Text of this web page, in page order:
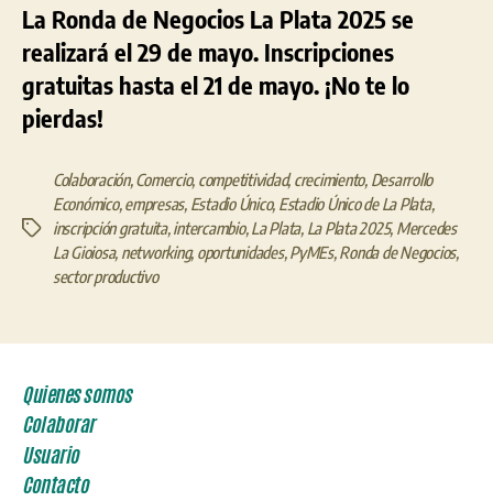
La Ronda de Negocios La Plata 2025 se
realizará el 29 de mayo. Inscripciones
gratuitas hasta el 21 de mayo. ¡No te lo
pierdas!
Etiquetas
Colaboración,Comercio, competitividad,crecimiento, Desarrollo
Económico,empresas, Estadio Único, Estadio Único de La Plata,
inscripción gratuita,intercambio,La Plata, La Plata 2025, Mercedes
La Gioiosa, networking, oportunidades,PyMEs,Ronda de Negocios,
sector productivo
Quienes somos
Colaborar
Usuario
Contacto